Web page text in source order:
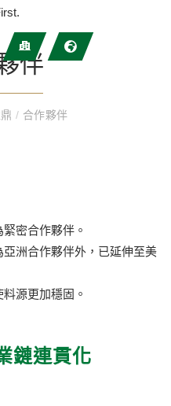
伴
鼎/ 合作夥伴
密合作夥伴。
洲合作夥伴外，已延伸至美
源更加穩固。
鏈連貫化